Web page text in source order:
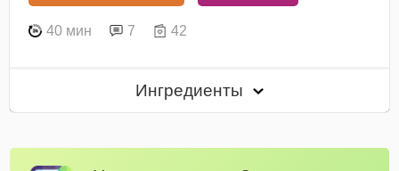
40 мин 7 42
Ингредиенты